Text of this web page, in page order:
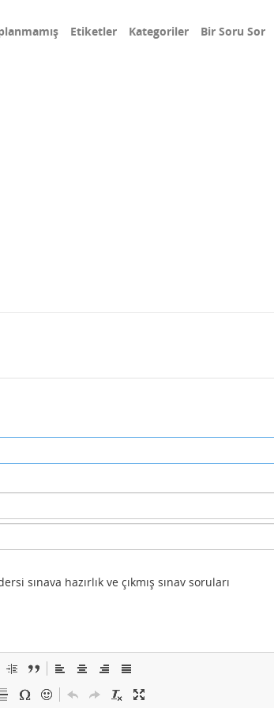
Etiketler Kategoriler Bir Soru Sor
sınava hazırlık ve çıkmış sınav soruları